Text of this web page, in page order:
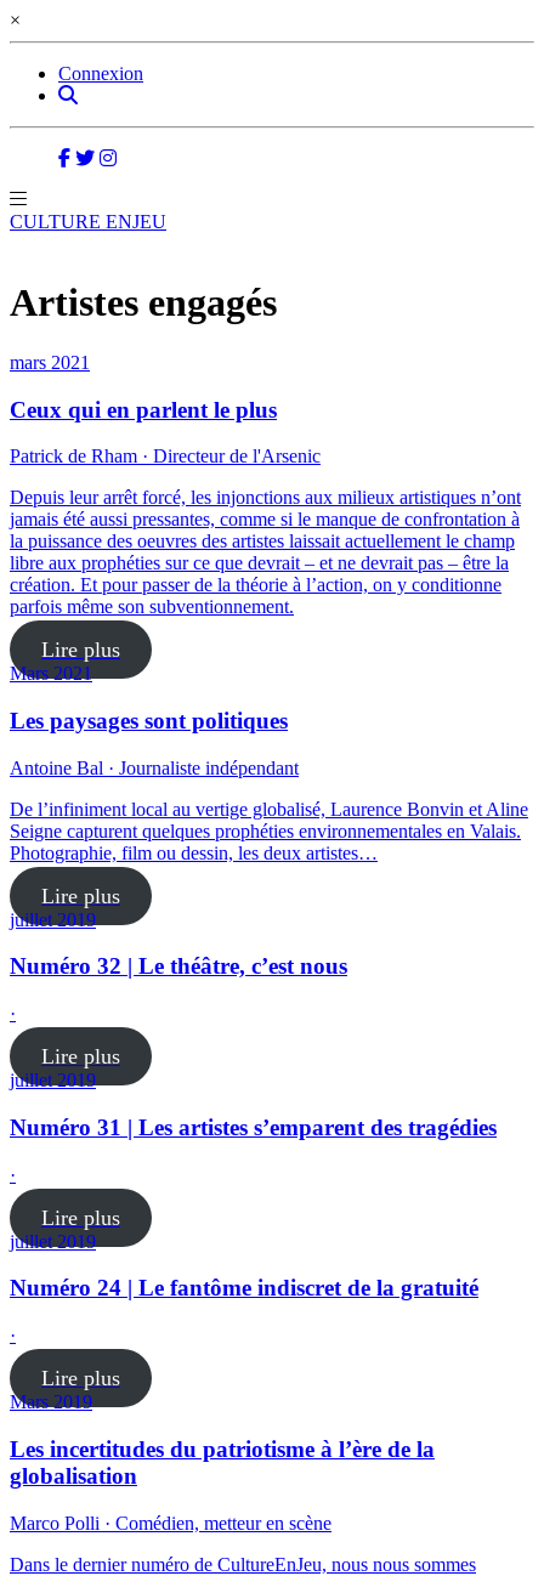
×
Connexion
CULTURE ENJEU
Artistes engagés
mars 2021
Ceux qui en parlent le plus
Patrick de Rham · Directeur de l'Arsenic
Depuis leur arrêt forcé, les injonctions aux milieux artistiques n’ont
jamais été aussi pressantes, comme si le manque de confrontation à
la puissance des oeuvres des artistes laissait actuellement le champ
libre aux prophéties sur ce que devrait – et ne devrait pas – être la
création. Et pour passer de la théorie à l’action, on y conditionne
parfois même son subventionnement.
Lire plus
Mars 2021
Les paysages sont politiques
Antoine Bal · Journaliste indépendant
De l’infiniment local au vertige globalisé, Laurence Bonvin et Aline
Seigne capturent quelques prophéties environnementales en Valais.
Photographie, film ou dessin, les deux artistes…
Lire plus
juillet 2019
Numéro 32 | Le théâtre, c’est nous
·
Lire plus
juillet 2019
Numéro 31 | Les artistes s’emparent des tragédies
·
Lire plus
juillet 2019
Numéro 24 | Le fantôme indiscret de la gratuité
·
Lire plus
Mars 2019
Les incertitudes du patriotisme à l’ère de la
globalisation
Marco Polli · Comédien, metteur en scène
Dans le dernier numéro de CultureEnJeu, nous nous sommes